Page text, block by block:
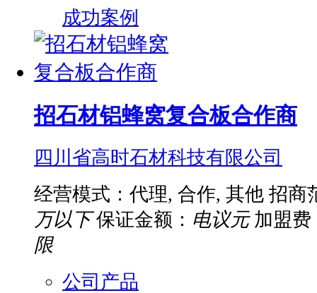
成功案例
招石材铝蜂窝复合板合作商
四川省高时石材科技有限公司
经营模式：代理, 合作, 其他 招商
万以下 保证金额： 电议元 加盟费
限
公司产品